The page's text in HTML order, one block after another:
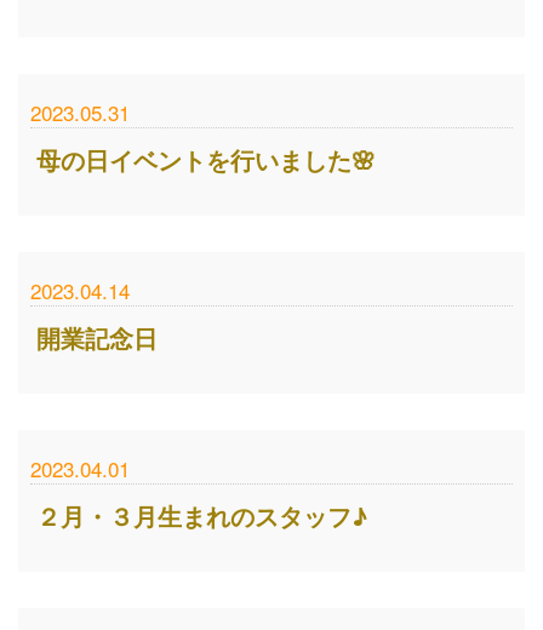
2023.05.31
母の日イベントを行いました🌸
2023.04.14
開業記念日
2023.04.01
２月・３月生まれのスタッフ♪